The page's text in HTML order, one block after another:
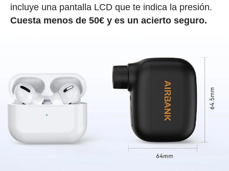
incluye una pantalla LCD que te indica la presión.
Cuesta menos de 50€ y es un acierto seguro.